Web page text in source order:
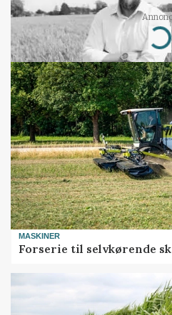
Loading...
MASKINER
Forserie til selvkørende